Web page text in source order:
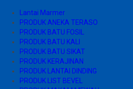
Lantai Marmer
PRODUK ANEKA TERASO
PRODUK BATU FOSIL
PRODUK BATU KALI
PRODUK BATU SIKAT
PRODUK KERAJINAN
PRODUK LANTAI DINDING
PRODUK LIST BEVEL